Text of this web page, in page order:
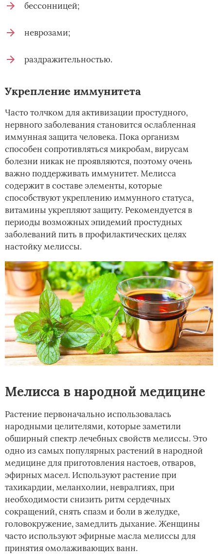
бессонницей;
неврозами;
раздражительностью.
Укрепление иммунитета
Часто толчком для активизации простудного,
нервного заболевания становится ослабленная
иммунная защита человека. Пока организм
способен сопротивляться микробам, вирусам
болезни никак не проявляются, поэтому очень
важно поддерживать иммунитет. Мелисса
содержит в составе элементы, которые
способствуют укреплению иммунного статуса,
витамины укрепляют защиту. Рекомендуется в
периоды возможных эпидемий простудных
заболеваний пить в профилактических целях
настойку мелиссы.
Мелисса в народной медицине
Растение первоначально использовалась
народными целителями, которые заметили
обширный спектр лечебных свойств мелиссы. Это
одно из самых популярных растений в народной
медицине для приготовления настоев, отваров,
эфирных масел. Используют растение при
тахикардии, меланхолии, невралгиях, при
необходимости снизить ритм сердечных
сокращений, снять спазм и боли в желудке,
головокружение, замедлить дыхание. Женщины
часто используют эфирные масла мелиссы для
принятия омолаживающих ванн.